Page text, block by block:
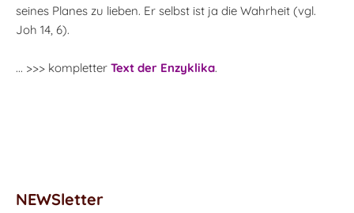
seines Planes zu lieben. Er selbst ist ja die Wahrheit (vgl.
Joh 14, 6).
... >>> kompletter Text der Enzyklika.
NEWSletter